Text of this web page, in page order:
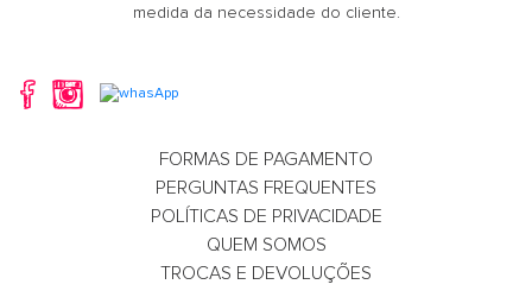
medida da necessidade do cliente.
FORMAS DE PAGAMENTO
PERGUNTAS FREQUENTES
POLÍTICAS DE PRIVACIDADE
QUEM SOMOS
TROCAS E DEVOLUÇÕES